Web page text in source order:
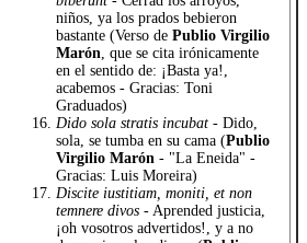
niños, ya los prados bebieron
bastante (Verso de Publio Virgilio
Marón, que se cita irónicamente
en el sentido de: ¡Basta ya!,
acabemos - Gracias: Toni
Graduados)
Dido sola stratis incubat - Dido,
sola, se tumba en su cama (Publio
Virgilio Marón - "La Eneida" -
Gracias: Luis Moreira)
Discite iustitiam, moniti, et non
temnere divos - Aprended justicia,
¡oh vosotros advertidos!, y a no